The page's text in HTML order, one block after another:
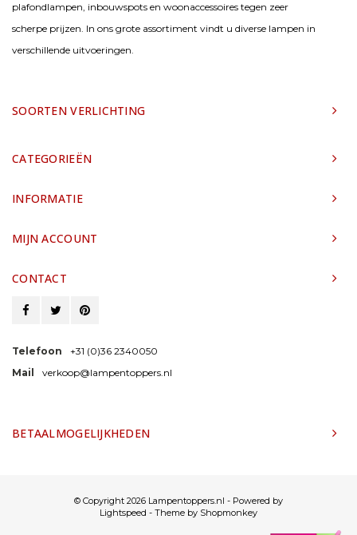
plafondlampen, inbouwspots en woonaccessoires tegen zeer
scherpe prijzen. In ons grote assortiment vindt u diverse lampen in
verschillende uitvoeringen.
SOORTEN VERLICHTING
CATEGORIEËN
INFORMATIE
MIJN ACCOUNT
CONTACT
Telefoon
+31 (0)36 2340050
Mail
verkoop@lampentoppers.nl
BETAALMOGELIJKHEDEN
© Copyright 2026 Lampentoppers.nl - Powered by
Lightspeed - Theme by Shopmonkey